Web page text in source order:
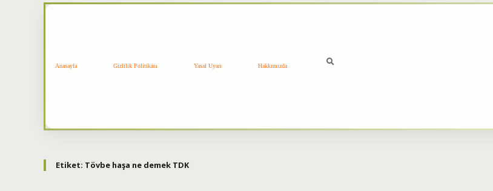
Anasayfa Gizlilik Politikası Yasal Uyarı Hakkımızda
Etiket: Tövbe haşa ne demek TDK